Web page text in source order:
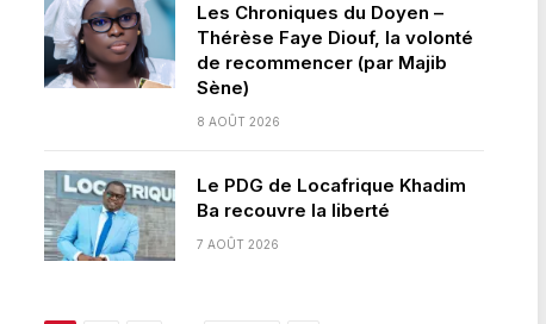
Les Chroniques du Doyen –
Thérèse Faye Diouf, la volonté
de recommencer (par Majib
Sène)
8 AOÛT 2026
Le PDG de Locafrique Khadim
Ba recouvre la liberté
7 AOÛT 2026